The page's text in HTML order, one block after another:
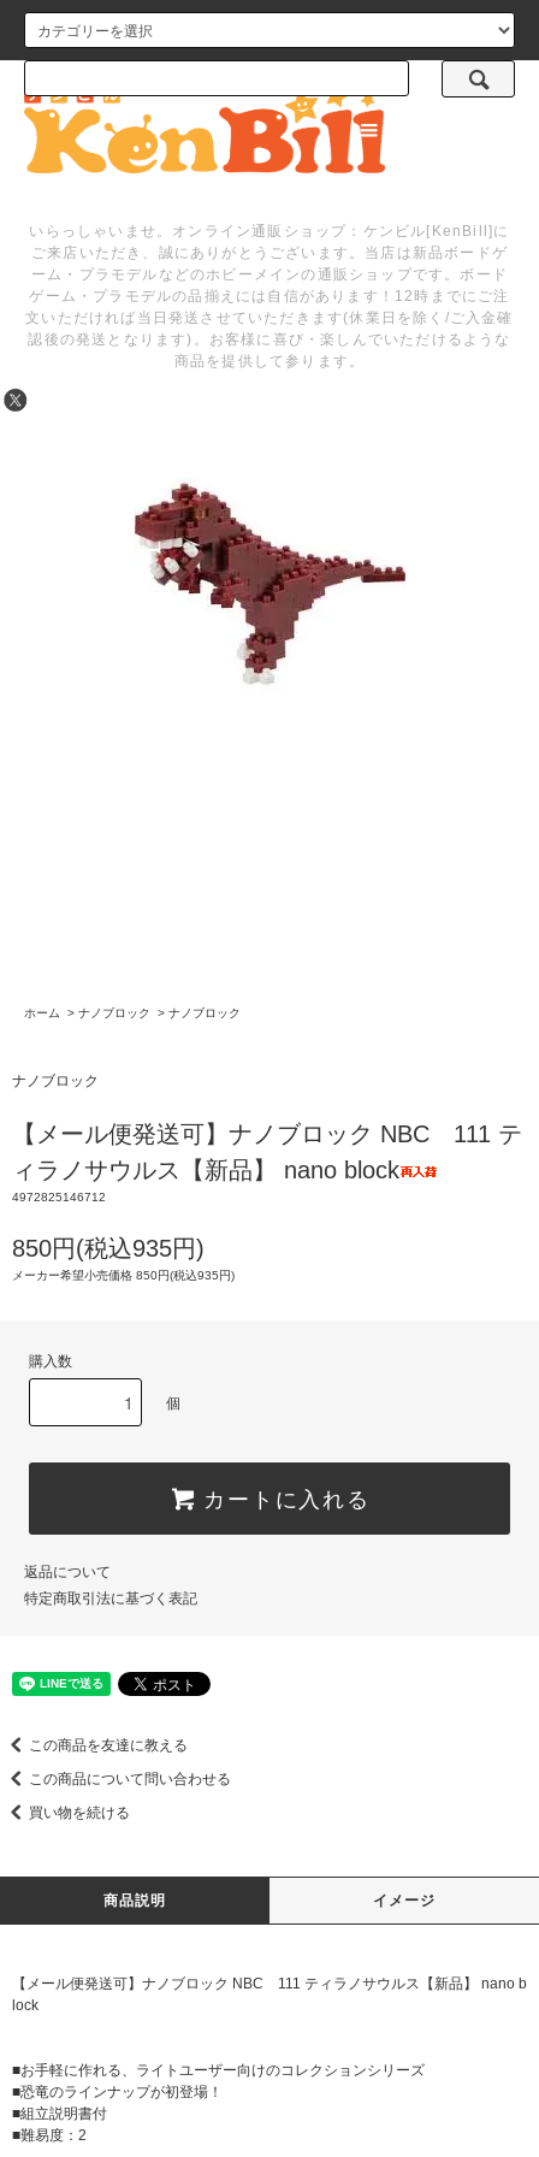
メニュー
いらっしゃいませ。オンライン通販ショップ：ケンビル[KenBill]に
ご来店いただき、誠にありがとうございます。当店は新品ボードゲ
ーム・プラモデルなどのホビーメインの通販ショップです。ボード
ゲーム・プラモデルの品揃えには自信があります！12時までにご注
文いただければ当日発送させていただきます(休業日を除く/ご入金確
認後の発送となります)。お客様に喜び・楽しんでいただけるような
商品を提供して参ります。
ホーム > ナノブロック > ナノブロック
ナノブロック
【メール便発送可】ナノブロック NBC 111 テ
ィラノサウルス【新品】 nano block
4972825146712
850円(税込935円)
メーカー希望小売価格 850円(税込935円)
購入数
個
カートに入れる
返品について
特定商取引法に基づく表記
この商品を友達に教える
この商品について問い合わせる
買い物を続ける
商品説明 イメージ
【メール便発送可】ナノブロック NBC 111 ティラノサウルス【新品】 nano b
lock
■お手軽に作れる、ライトユーザー向けのコレクションシリーズ
■恐竜のラインナップが初登場！
■組立説明書付
■難易度：2